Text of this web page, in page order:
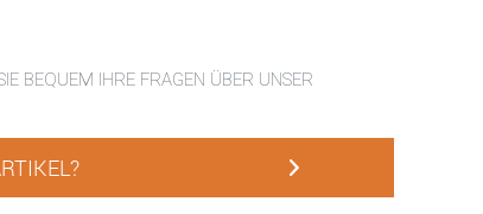
BEQUEM IHRE FRAGEN ÜBER UNSER